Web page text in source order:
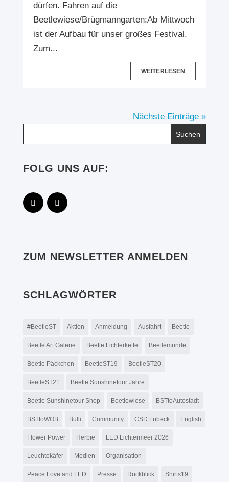
dürfen. Fahren auf die
Beetlewiese/Brügmanngarten:Ab Mittwoch
ist der Aufbau für unser großes Festival.
Zum...
WEITERLESEN
Nächste Einträge »
FOLG UNS AUF:
ZUM NEWSLETTER ANMELDEN
SCHLAGWÖRTER
#BeetleST Aktion Anmeldung Ausfahrt Beetle
Beetle Art Galerie Beetle Lichterkette Beetlemünde
Beetle Päckchen BeetleST19 BeetleST20
BeetleST21 Beetle Sunshinetour Jahre
Beetle Sunshinetour Shop Beetlewiese BSTtoAutostadt
BSTtoWOB Bulli Community CSD Lübeck English
Flower Power Herbie LED Lichtermeer 2026
Leuchtekäfer Medien Organisation
Peace Love and LED Presse Rückblick Shirts19